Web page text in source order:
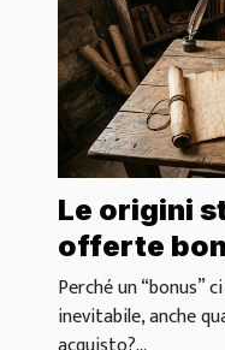
Le origini
offerte
inatteso
Perché un “bonus”
inevitabile, anche